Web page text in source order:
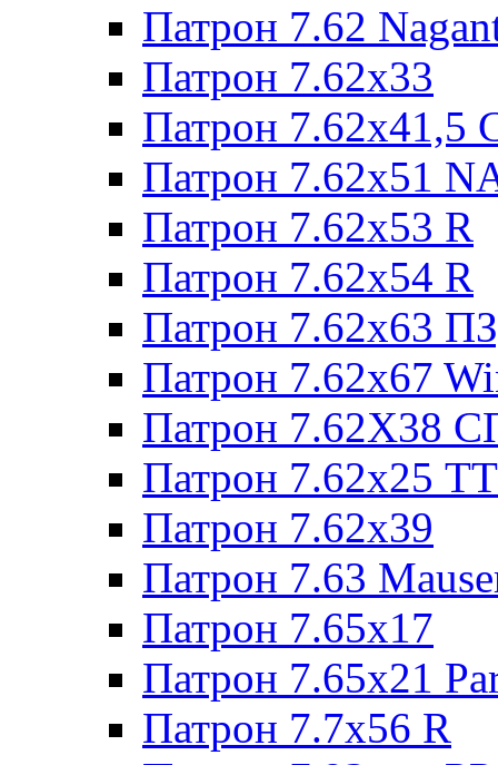
Патрон 7.62
Патрон 7.62x33
Патрон 7.62x41,5
Патрон 7.62x51
Патрон 7.62x53 R
Патрон 7.62x54 R
Патрон 7.62x63
Патрон 7.62x67
Патрон 7.62Х38
Патрон 7.62х25 TT
Патрон 7.62х39
Патрон 7.63
Патрон 7.65x17
Патрон 7.65x21
Патрон 7.7x56 R